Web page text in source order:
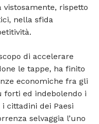
rispetto
nella sfida
di accelerare
le tappe, ha finito
economiche fra gli
ed indebolendo i
cittadini dei Paesi
selvaggia l’uno